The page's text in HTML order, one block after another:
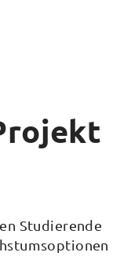
Studierende